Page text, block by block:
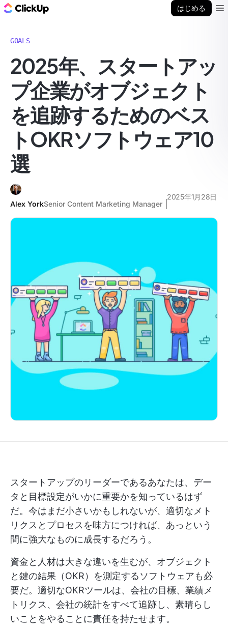
はじめる
GOALS
2025年、スタートアッ
プ企業がオブジェクト
を追跡するためのベス
トOKRソフトウェア10
選
Alex YorkSenior Content Marketing Manager
2025年1月28日
スタートアップのリーダーであるあなたは、デー
タと目標設定がいかに重要かを知っているはず
だ。今はまだ小さいかもしれないが、適切なメト
リクスとプロセスを味方につければ、あっという
間に強大なものに成長するだろう。
資金と人材は大きな違いを生むが、オブジェクト
と鍵の結果（OKR）を測定するソフトウェアも必
要だ。適切なOKRツールは、会社の目標、業績メ
トリクス、会社の統計をすべて追跡し、素晴らし
いことをやることに責任を持たせます。